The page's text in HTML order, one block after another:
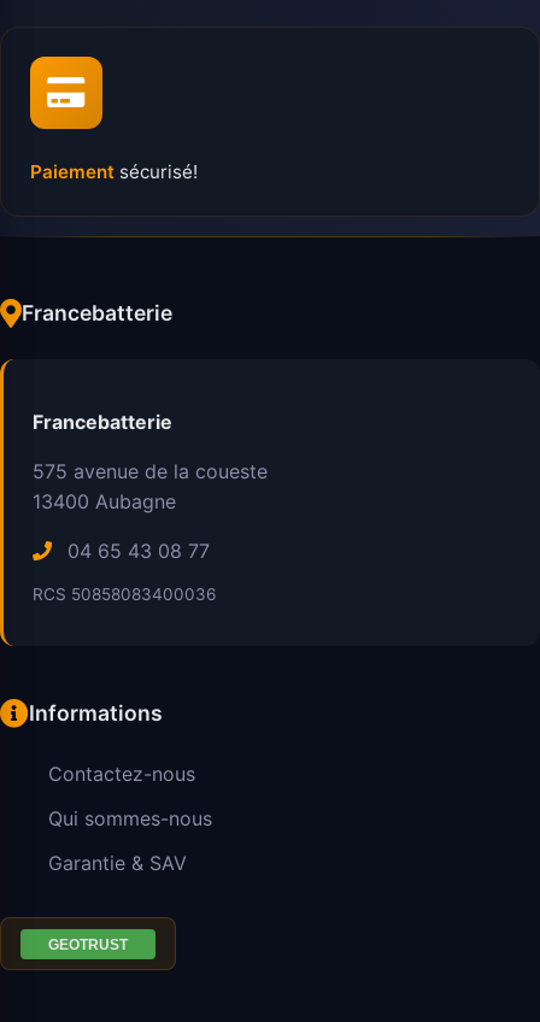
Paiement sécurisé!
Francebatterie
Francebatterie
575 avenue de la coueste
13400 Aubagne
04 65 43 08 77
RCS 50858083400036
Informations
Contactez-nous
Qui sommes-nous
Garantie & SAV